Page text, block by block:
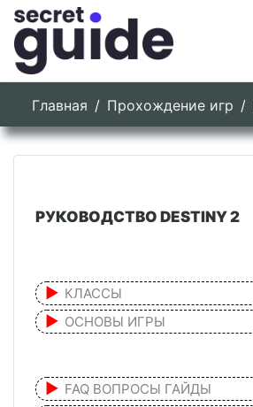
Главная Прохождение игр
РУКОВОДСТВО DESTINY 2
КЛАССЫ
ОСНОВЫ ИГРЫ
FAQ ВОПРОСЫ ГАЙДЫ